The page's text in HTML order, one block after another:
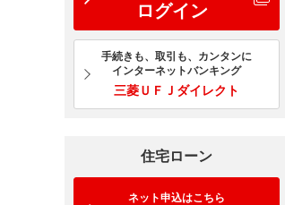
ログイン
手続きも、取引も、カンタンに
インターネットバンキング
三菱ＵＦＪダイレクト
住宅ローン
ネット申込はこちら